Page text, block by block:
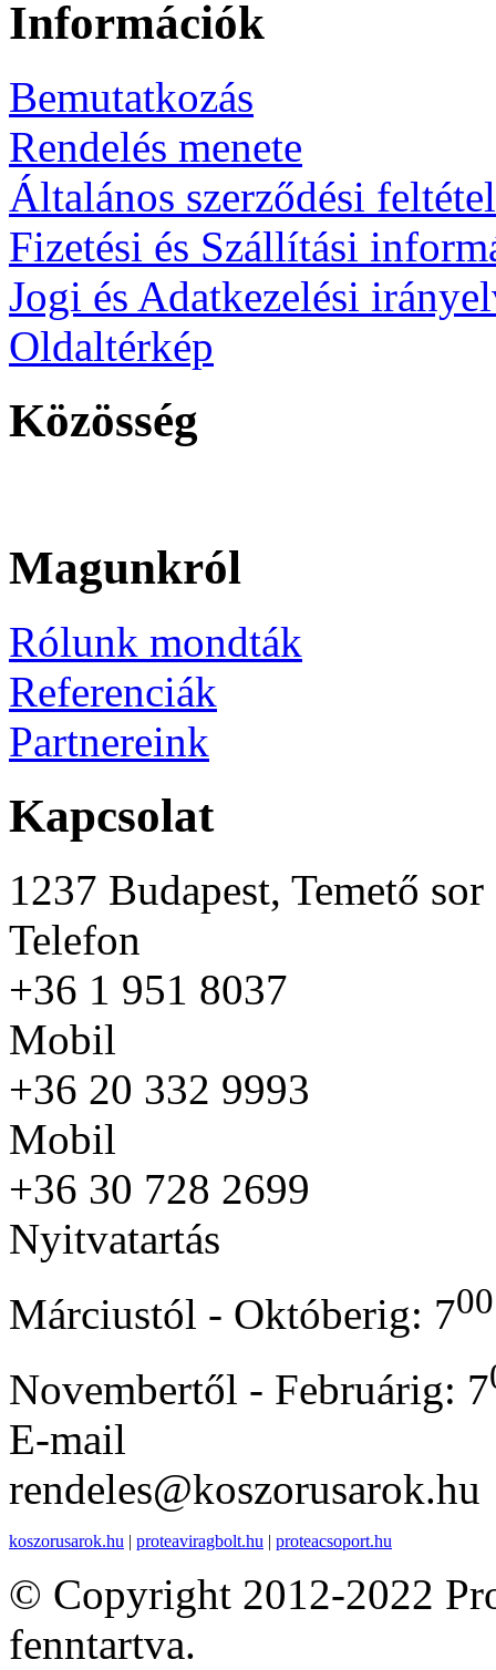
Információk
Bemutatkozás
Rendelés menete
Általános szerződési
Fizetési és Szállítási
Jogi és Adatkezelési
Oldaltérkép
Közösség
Magunkról
Rólunk mondták
Referenciák
Partnereink
Kapcsolat
1237 Budapest, Temető
Telefon
+36 1 951 8037
Mobil
+36 20 332 9993
Mobil
+36 30 728 2699
Nyitvatartás
Márciustól - Októberig: 700
Novembertől - Februárig: 7
E-mail
rendeles@koszorusarok.hu
koszorusarok.hu | proteaviragbolt.hu | proteacsoport.hu
© Copyright 2012-2022
fenntartva.